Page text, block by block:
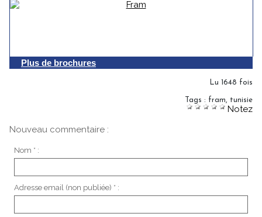
Plus de brochures
Lu 1648 fois
Tags : fram, tunisie
Notez
Nouveau commentaire :
Nom * :
Adresse email (non publiée) * :